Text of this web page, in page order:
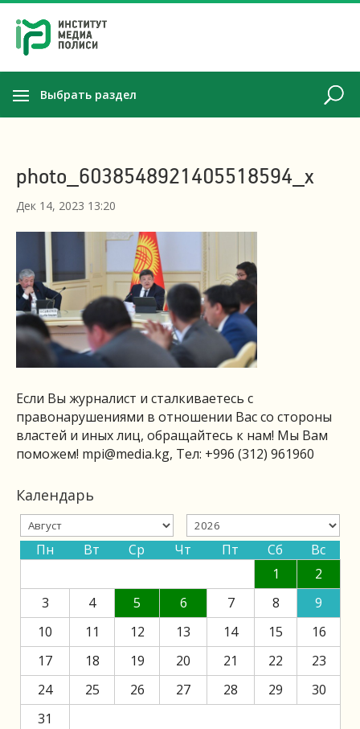
Выбрать раздел
photo_6038548921405518594_x
Дек 14, 2023 13:20
Если Вы журналист и сталкиваетесь с
правонарушениями в отношении Вас со стороны
властей и иных лиц, обращайтесь к нам! Мы Вам
поможем! mpi@media.kg, Тел: +996 (312) 961960
Календарь
Пн Вт Ср Чт Пт Сб
Вс
1
2
3
4 5 6 7 8
9
10
11 12 13 14 15
16
17
18 19 20 21 22
23
24
25 26 27 28 29
30
31